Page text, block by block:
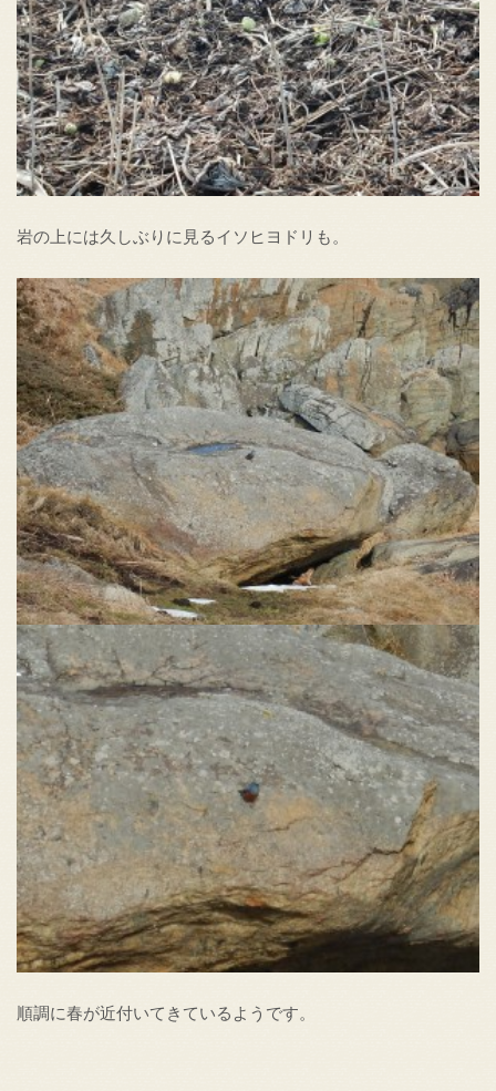
岩の上には久しぶりに見るイソヒヨドリも。
順調に春が近付いてきているようです。